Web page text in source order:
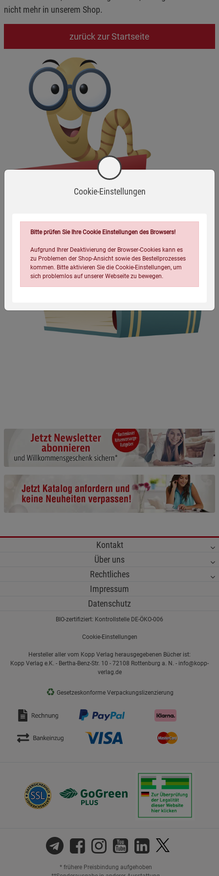
nicht mehr in unserem Shop.
zurück zur Startseite
Kontakt
Über uns
Rechtliches
Impressum
Datenschutz
BIO-zertifiziert: Kontrollstelle DE-ÖKO-006
Cookie-Einstellungen
Hersteller aller vom Kopp Verlag herausgegebenen Bücher ist:
Kopp Verlag e.K. - Bertha-Benz-Str. 10 - 72108 Rottenburg a. N. - info@kopp-
verlag.de
♻ Gesetzeskonforme Verpackungslizenzierung
* frühere Preisbindung aufgehoben
Cookie-Einstellungen
Bitte prüfen Sie Ihre Cookie Einstellungen des Browsers!
Aufgrund Ihrer Deaktivierung der Browser-Cookies kann es
zu Problemen der Shop-Ansicht sowie des Bestellprozesses
kommen. Bitte aktivieren Sie die Cookie-Einstellungen, um
sich problemlos auf unserer Webseite zu bewegen.
Beschreibung Notwendige Cookies
Cookie-Informationenanzeigen
Funktionale Cookies (1) Funktionale
Beschreibung Funktionale Cookies
anzeigen
Statistik Cookies (2) Statistik Cookies
Beschreibung Statistik Cookies
Cookie-Informationen
Marketing Cookies (3)
Datenschutzerklärung Impressum